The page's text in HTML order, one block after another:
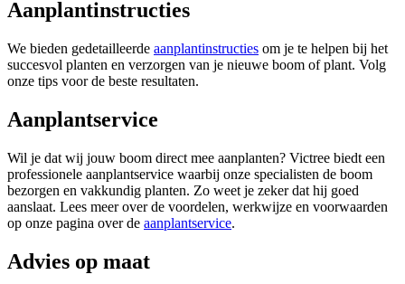
Aanplantinstructies
We bieden gedetailleerde aanplantinstructies om je te helpen bij het
succesvol planten en verzorgen van je nieuwe boom of plant. Volg
onze tips voor de beste resultaten.
Aanplantservice
Wil je dat wij jouw boom direct mee aanplanten? Victree biedt een
professionele aanplantservice waarbij onze specialisten de boom
bezorgen en vakkundig planten. Zo weet je zeker dat hij goed
aanslaat. Lees meer over de voordelen, werkwijze en voorwaarden
op onze pagina over de aanplantservice.
Advies op maat